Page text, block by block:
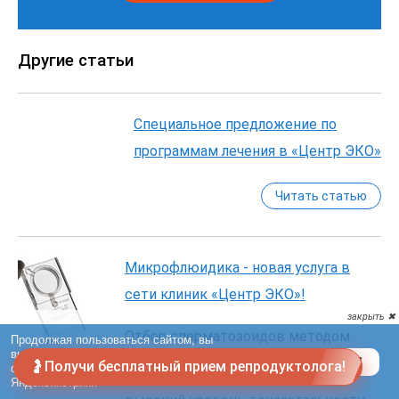
Другие статьи
Специальное предложение по
программам лечения в «Центр ЭКО»
Читать статью
Микрофлюидика - новая услуга в
сети клиник «Центр ЭКО»!
Отбор сперматозоидов методом
микрофлюидики с использованием
чипов – методика, которая имеет
🤰Получи бесплатный прием репродуктолога!